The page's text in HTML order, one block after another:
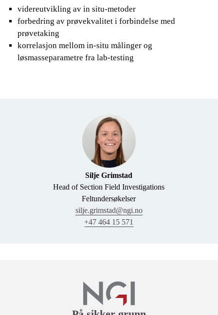
videreutvikling av in situ-metoder
forbedring av prøvekvalitet i forbindelse med
prøvetaking
korrelasjon mellom in-situ målinger og
løsmasseparametre fra lab-testing
Silje Grimstad
Head of Section Field Investigations
Feltundersøkelser
silje.grimstad@ngi.no
+47 464 15 571
Lenker